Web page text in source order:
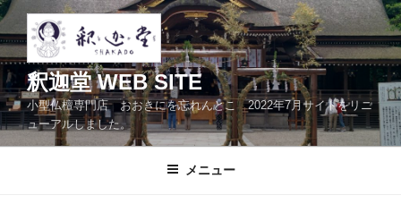
コ
ン
ン
ツ
へ
釈迦堂 WEB SITE
小型仏檀専門店 おおきにを忘れんとこ 2022年7月サイトをリニ
ューアルしました。
メニュー